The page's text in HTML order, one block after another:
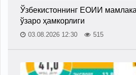
Ўзбекистоннинг ЕОИИ
ўзаро ҳамкорлиги
03.08.2026 12:30 515